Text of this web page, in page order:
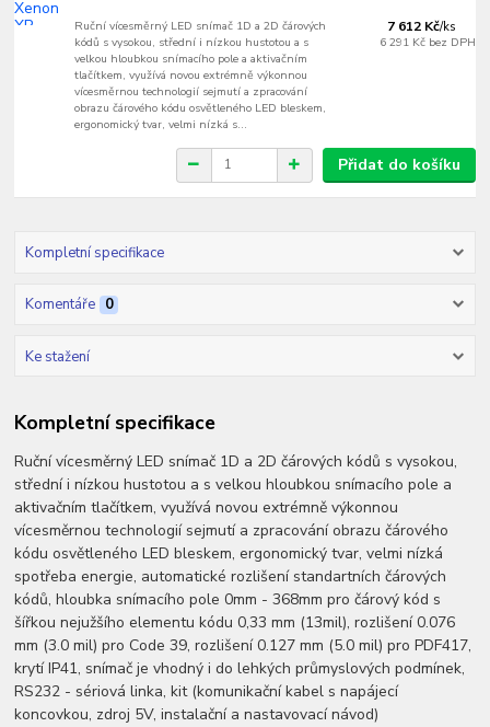
Ruční vícesměrný LED snímač 1D a 2D čárových
kódů s vysokou, střední i nízkou hustotou a s
velkou hloubkou snímacího pole a aktivačním
tlačítkem, využívá novou extrémně výkonnou
vícesměrnou technologií sejmutí a zpracování
obrazu čárového kódu osvětleného LED bleskem,
ergonomický tvar, velmi nízká s...
7 612 Kč/ks
6 291 Kč bez DPH
Přidat do košíku
Kompletní specifikace
Komentáře 0
Ke stažení
Kompletní specifikace
Ruční vícesměrný LED snímač 1D a 2D čárových kódů s vysokou,
střední i nízkou hustotou a s velkou hloubkou snímacího pole a
aktivačním tlačítkem, využívá novou extrémně výkonnou
vícesměrnou technologií sejmutí a zpracování obrazu čárového
kódu osvětleného LED bleskem, ergonomický tvar, velmi nízká
spotřeba energie, automatické rozlišení standartních čárových
kódů, hloubka snímacího pole 0mm - 368mm pro čárový kód s
šířkou nejužšího elementu kódu 0,33 mm (13mil), rozlišení 0.076
mm (3.0 mil) pro Code 39, rozlišení 0.127 mm (5.0 mil) pro PDF417,
krytí IP41, snímač je vhodný i do lehkých průmyslových podmínek,
RS232 - sériová linka, kit (komunikační kabel s napájecí
koncovkou, zdroj 5V, instalační a nastavovací návod)